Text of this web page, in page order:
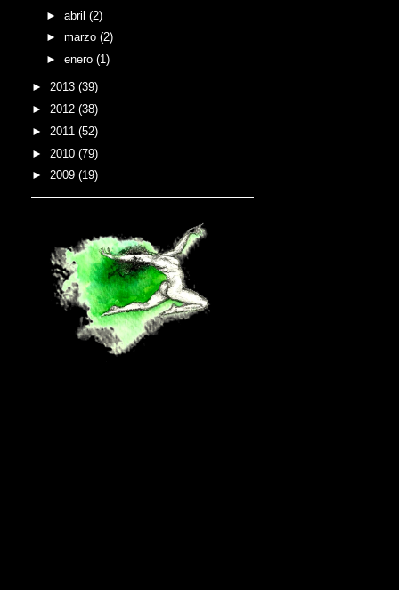
► abril (2)
► marzo (2)
► enero (1)
► 2013 (39)
► 2012 (38)
► 2011 (52)
► 2010 (79)
► 2009 (19)